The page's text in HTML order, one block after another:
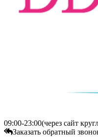
09:00-23:00(через сайт
Заказать обратный